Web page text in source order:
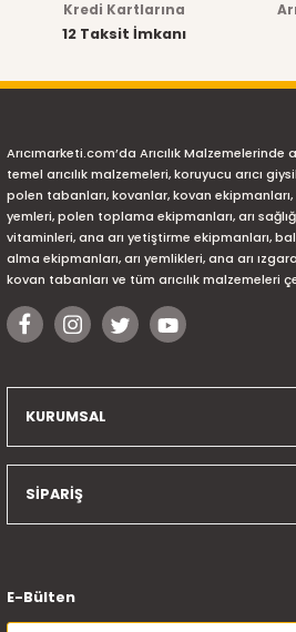
Kredi Kartlarına
12 Taksit İmkanı
Arıcımarketi.com’da Arıcılık Malzemelerinde
temel arıcılık malzemeleri, koruyucu arıcı
polen tabanları, kovanlar, kovan ekipmanları,
yemleri, polen toplama ekipmanları, arı
vitaminleri, ana arı yetiştirme ekipmanları,
alma ekipmanları, arı yemlikleri, ana arı
kovan tabanları ve tüm arıcılık malzemeleri
KURUMSAL
SİPARİŞ
E-Bülten